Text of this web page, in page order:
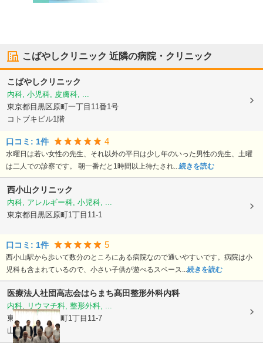
こばやしクリニック 近隣の病院・クリニック
こばやしクリニック
内科, 小児科, 皮膚科, ...
東京都目黒区原町一丁目11番1号
コトブキビル1階
口コミ: 1件 4
水曜日は若い女性の先生、それ以外の平日は少し年のいった男性の先生、土曜
は二人での診察です。 朝一番だと1時間以上待たされ...続きを読む
西小山クリニック
内科, アレルギー科, 小児科, ...
東京都目黒区原町1丁目11-1
口コミ: 1件 5
西小山駅から歩いて数分のところにある病院なので通いやすいです。病院は小
児科も含まれているので、小さい子供が遊べるスペース...続きを読む
医療法人社団高志会はらまち髙田整形外科内科
内科, リウマチ科, 整形外科, ...
東京都目黒区
原町1丁目11-7
山梨ビル1階